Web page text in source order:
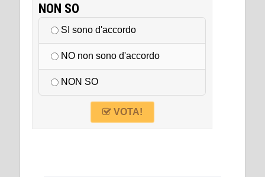
NON SO
SI sono d'accordo
NO non sono d'accordo
NON SO
VOTA!